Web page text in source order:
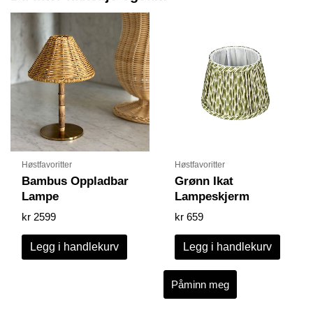
Høstfavoritter
Bambus Oppladbar
Lampe
kr 2599
Legg i handlekurv
Høstfavoritter
Grønn Ikat
Lampeskjerm
kr 659
Legg i handlekurv
Påminn meg